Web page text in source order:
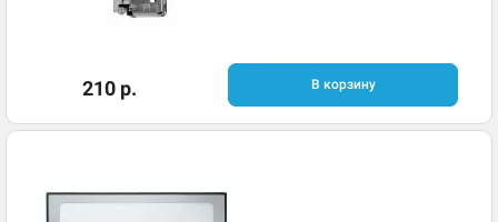
210 р. В корзину